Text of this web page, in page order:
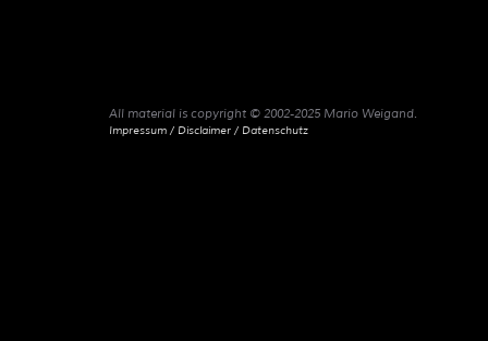
All material is copyright © 2002-2025 Mario Weigand.
Impressum / Disclaimer / Datenschutz